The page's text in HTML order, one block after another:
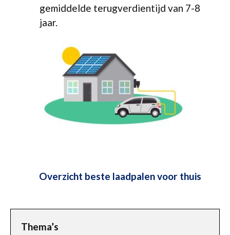
gemiddelde terugverdientijd van 7-8
jaar.
Overzicht beste laadpalen voor thuis
Thema’s